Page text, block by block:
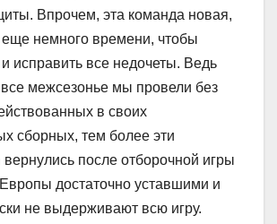
Впрочем, эта команда новая,
немного времени, чтобы
и исправить все недочеты. Ведь
все межсезонье мы провели без
в своих
сборных, тем более эти
вернулись после отборочной игры
достаточно уставшими и
не выдерживают всю игру.